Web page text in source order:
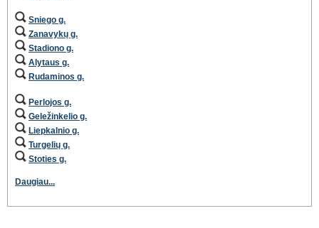
Sniego g.
Zanavykų g.
Stadiono g.
Alytaus g.
Rudaminos g.
Perlojos g.
Geležinkelio g.
Liepkalnio g.
Turgelių g.
Stoties g.
Daugiau...